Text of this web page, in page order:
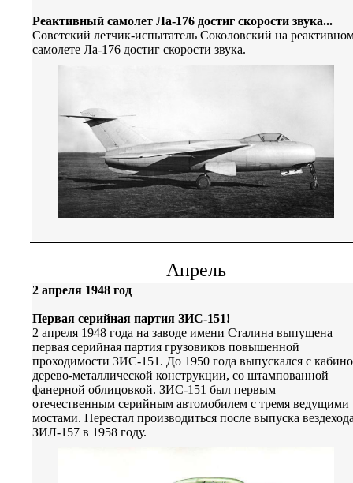
Реактивный самолет Ла-176 достиг скорости звука...
Советский летчик-испытатель Соколовский на
самолете Ла-176 достиг скорости звука.
Апрель
2 апреля 1948 год
Первая серийная партия ЗИС-151!
2 апреля 1948 года на заводе имени Сталина выпущена
первая серийная партия грузовиков повышенной
проходимости ЗИС-151. До 1950 года выпускался с
дерево-металлической конструкции, со штампованной
фанерной облицовкой. ЗИС-151 был первым
отечественным серийным автомобилем с тремя ведущими
мостами. Перестал производиться после выпуска
ЗИЛ-157 в 1958 году.